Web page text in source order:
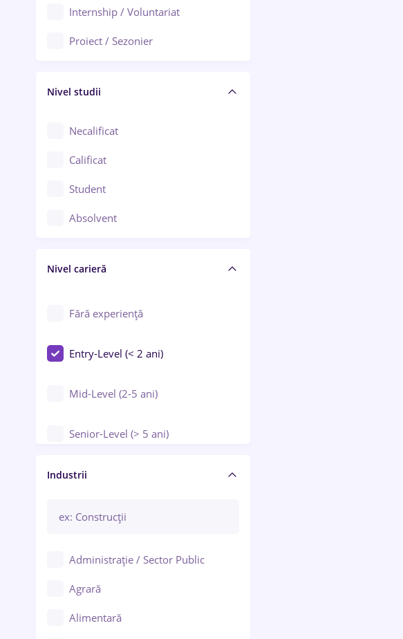
Bârlad
Bistrița (Bistrița-Năsăud)
Auto / Echipamente
Automatizări
Cercetare - dezvoltare
Chimie / Biochimie
Confecții / Design vestimentar
Construcții / Instalații
Controlul calității
Educație / Training / Arte
Internship / Voluntariat
Proiect / Sezonier
Nivel studii
Necalificat
Calificat
Student
Absolvent
Nivel carieră
Fără experiență
Entry-Level (< 2 ani)
Mid-Level (2-5 ani)
Senior-Level (> 5 ani)
Manager / Executiv
Industrii
Administrație / Sector Public
Agrară
Alimentară